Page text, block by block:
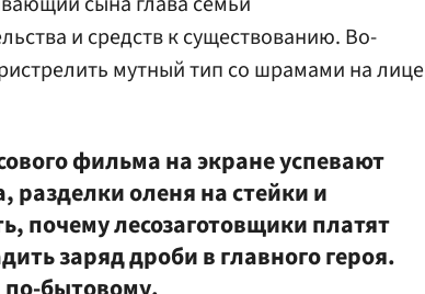
и средств к существованию. Во-
мутный тип со шрамами на лице
фильма на экране успевают
разделки оленя на стейки и
почему лесозаготовщики платят
заряд дроби в главного героя.